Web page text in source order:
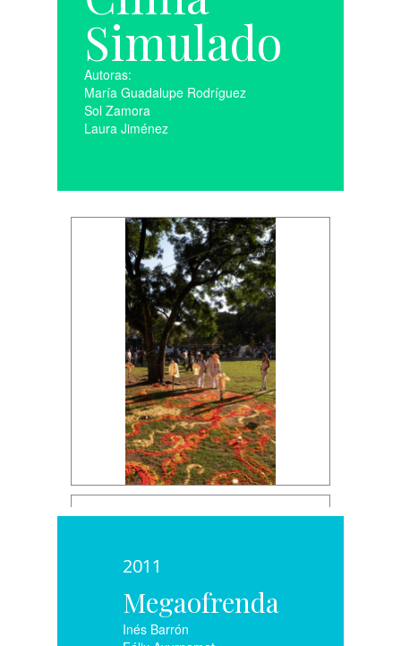
Simulado
Autoras:
María Guadalupe Rodríguez
Sol Zamora
Laura Jiménez
2011
Megaofrenda
Inés Barrón